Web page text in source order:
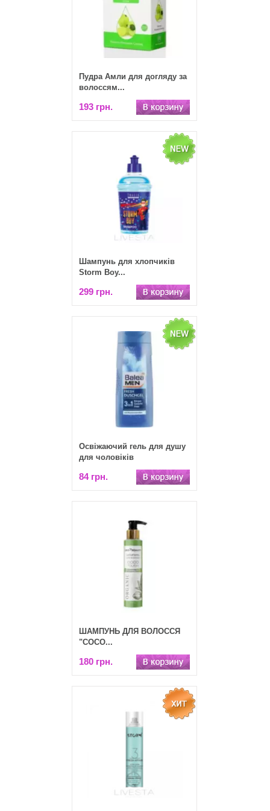
Пудра Амли для догляду за
волоссям...
193 грн.
Шампунь для хлопчиків
Storm Boy...
299 грн.
Освіжаючий гель для душу
для чоловіків
84 грн.
ШАМПУНЬ ДЛЯ ВОЛОССЯ
"COCO...
180 грн.